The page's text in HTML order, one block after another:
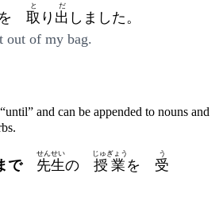
を 取
と
り 出
だ
しました。
out of my bag.
and can be appended to nouns and
で 先生
せんせい
の 授業
じゅぎょう
を 受
う